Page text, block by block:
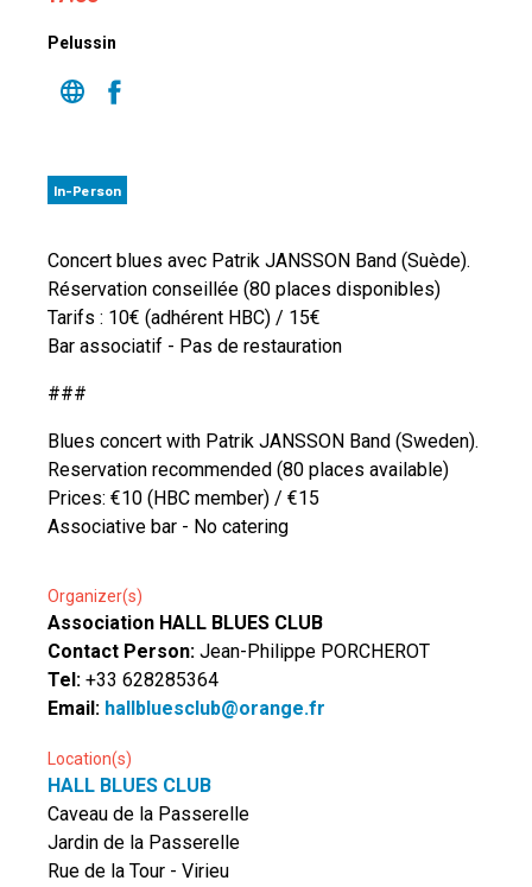
Pelussin
In-Person
Concert blues avec Patrik JANSSON Band (Suède).
Réservation conseillée (80 places disponibles)
Tarifs : 10€ (adhérent HBC) / 15€
Bar associatif - Pas de restauration
###
Blues concert with Patrik JANSSON Band (Sweden).
Reservation recommended (80 places available)
Prices: €10 (HBC member) / €15
Associative bar - No catering
Organizer(s)
Association HALL BLUES CLUB
Contact Person: Jean-Philippe PORCHEROT
Tel: +33 628285364
Email: hallbluesclub@orange.fr
Location(s)
HALL BLUES CLUB
Caveau de la Passerelle
Jardin de la Passerelle
Rue de la Tour - Virieu